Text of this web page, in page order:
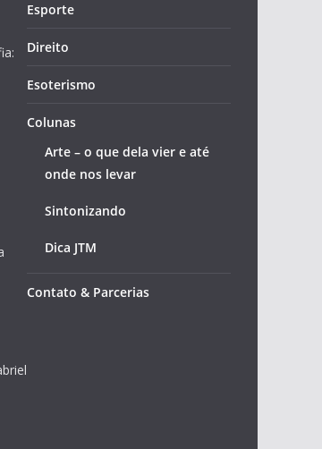
Esporte
Direito
Esoterismo
Colunas
Arte – o que dela vier e até
onde nos levar
Sintonizando
Dica JTM
Contato & Parcerias